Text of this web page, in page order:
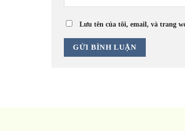
Lưu tên của tôi, email, và trang